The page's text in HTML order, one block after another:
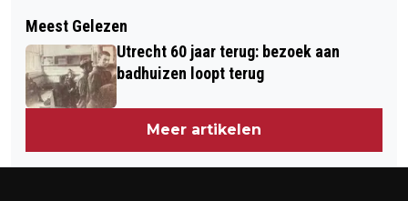
HUIS VAN MIEN WORDT OPGEKNAPT
UNIVERSITEIT UTRECHT DOET
AANGIFTE VAN BEKLADDINGEN
Meest Gelezen
Utrecht 60 jaar terug: bezoek aan
badhuizen loopt terug
Meer artikelen